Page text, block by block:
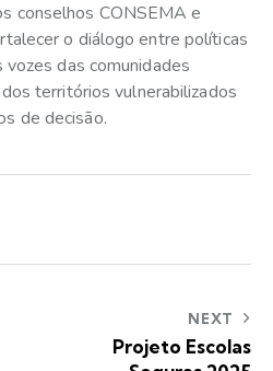
conselhos CONSEMA e
o diálogo entre políticas
das comunidades
territórios vulnerabilizados
de decisão.
NEXT
Projeto Escolas